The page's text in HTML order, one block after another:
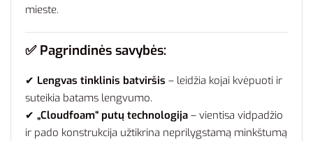
mieste.
✅ Pagrindinės savybės:
✔ Lengvas tinklinis batviršis – leidžia kojai kvėpuoti ir
suteikia batams lengvumo.
✔ „Cloudfoam“ putų technologija – vientisa vidpadžio
ir pado konstrukcija užtikrina neprilygstamą minkštumą